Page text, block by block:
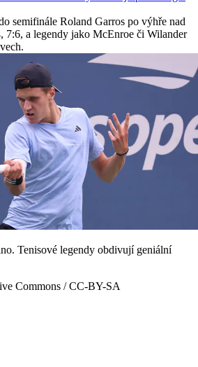
semifinále Roland Garros po výhře nad
7:6, a legendy jako McEnroe či Wilander
Tenisové legendy obdivují geniální
Commons / CC-BY-SA